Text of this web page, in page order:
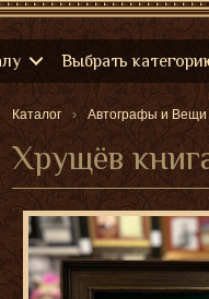
Выбрать
Каталог Автографы и Вещи
Хрущёв